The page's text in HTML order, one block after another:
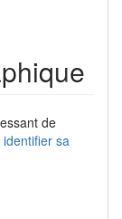
de
identifier sa